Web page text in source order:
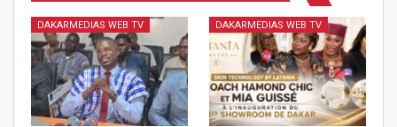
DAKARMEDIAS WEB TV DAKARMEDIAS WEB TV